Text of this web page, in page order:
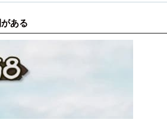
ある